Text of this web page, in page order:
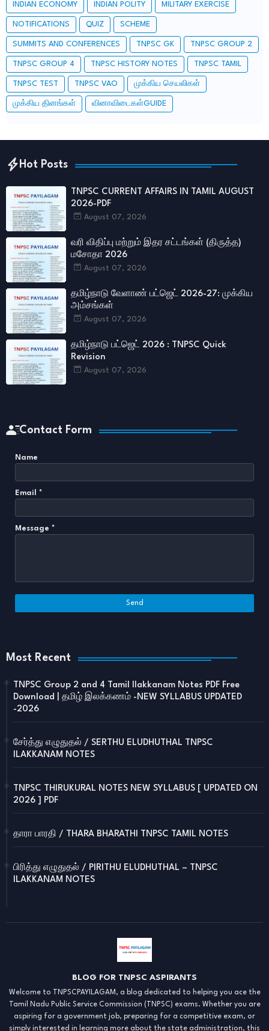
INDIAN ECONOMY INDIAN POLITY MILITARY EXERCISE
NOTIFICATIONS QUIZ SCHEME
SUMMITS AND CONFERENCES TNPSC GK TNPSC GROUP 2
TNPSC GROUP 4 TNPSC HISTORY NOTES TNPSC TAMIL
TNPSC TEST TNPSC VAO முக்கிய செயலிகள்
முக்கிய தினங்கள் வினாவிடைகள்GUIDE
Hot Posts
TNPSC CURRENT AFFAIRS IN TAMIL AUGUST
2026-PDF
August 07, 2026
வரி விதிப்பு மற்றும் இதர சட்​டங்​கள் (திருத்த)
மசோதா 2026
August 07, 2026
தமிழ்நாடு வேளாண் பட்ஜெட் 2026-27: முக்கிய
அம்சங்கள்
August 07, 2026
தமிழ்நாடு பட்ஜெட் 2026 : TNPSC Quick
Revision
August 07, 2026
Contact Form
Name
Email *
Message *
Most Recent
TNPSC Group 2 and 4 Tamil Ilakkanam Notes PDF Free
Download | தமிழ் இலக்கணம் -NEW SYLLABUS UPDATED
-2026
சேர்த்து எழுதுதல் / SERTHU ELUDHUTHAL TNPSC
ILAKKANAM NOTES
TNPSC THIRUKURAL NOTES NEW SYLLABUS [ UPDATED ON
2026 ] PDF
தாரா பாரதி / THARA BHARATHI TNPSC TAMIL NOTES
பிரித்து எழுதுதல் / PIRITHU ELUDHUTHAL – TNPSC
ILAKKANAM NOTES
BLOG FOR TNPSC ASPIRANTS
Welcome to TNPSCPAYILAGAM, a blog dedicated to helping you ace the
Tamil Nadu Public Service Commission (TNPSC) exams. Whether you are
aspiring for a government job, preparing for a competitive exam, or
simply interested in learning more about the state administration, this